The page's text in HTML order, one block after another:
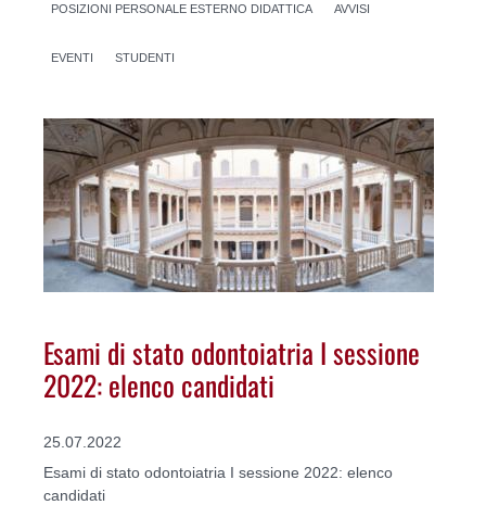
POSIZIONI PERSONALE ESTERNO DIDATTICA AVVISI
EVENTI STUDENTI
Esami di stato odontoiatria I sessione
2022: elenco candidati
25.07.2022
Esami di stato odontoiatria I sessione 2022: elenco
candidati